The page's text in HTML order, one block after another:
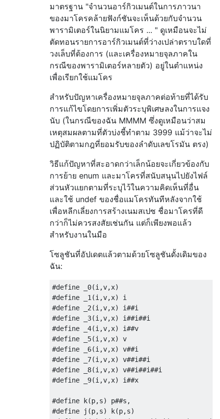
มาตรฐาน "จำนวนอาร์กิวเมนต์ในการภาวนา
ของมาโครคล้ายฟังก์ชันจะเห็นด้วยกับจำนวน
พารามิเตอร์ในนิยามแมโคร ... " ดูเหมือนจะไม่
ตัดทอนรายการอาร์กิวเมนต์ที่ว่างเปล่าตราบใดที่
วงเล็บที่ต้องการ (และเครื่องหมายจุลภาคใน
กรณีของพารามิเตอร์หลายตัว) อยู่ในตำแหน่ง
เพื่อเรียกใช้แมโคร
สำหรับปัญหาเครื่องหมายจุลภาคต่อท้ายที่ได้รับ
การแก้ไขโดยการเพิ่มตัวระบุพิเศษลงในการแจง
นับ (ในกรณีของฉัน MMMM ซึ่งดูเหมือนว่าสม
เหตุสมผลตามที่ตัวบ่งชี้ทำตาม 3999 แม้ว่าจะไม่
ปฏิบัติตามกฎที่ยอมรับของลำดับเลขโรมัน ตรง)
วิธีแก้ปัญหาที่สะอาดกว่าเล็กน้อยจะเกี่ยวข้องกับ
การย้าย enum และมาโครที่สนับสนุนไปยังไฟล์
ส่วนหัวแยกตามที่ระบุไว้ในความคิดเห็นที่อื่น
และใช้ undef ของชื่อแมโครทันทีหลังจากใช้
เพื่อหลีกเลี่ยงการสร้างเนมสเปซ ชื่อมาโครที่ดี
กว่าก็ไม่ควรสงสัยเช่นกัน แต่ก็เพียงพอแล้ว
สำหรับงานในมือ
โซลูชันที่อัปเดตแล้วตามด้วยโซลูชันดั้งเดิมของ
ฉัน:
#define _0(i,v,x)
#define _1(i,v,x) i
#define _2(i,v,x) i##i
#define _3(i,v,x) i##i##i
#define _4(i,v,x) i##v
#define _5(i,v,x) v
#define _6(i,v,x) v##i
#define _7(i,v,x) v##i##i
#define _8(i,v,x) v##i##i##i
#define _9(i,v,x) i##x
#define k(p,s) p##s,
#define j(p,s) k(p,s)